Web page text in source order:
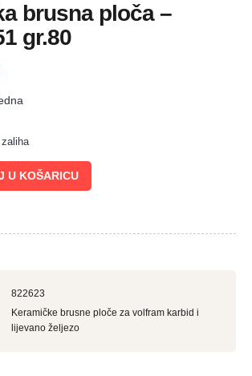
brusna ploča –
gr.80
U KOŠARICU
822623
Keramičke brusne ploče za volfram karbid i
lijevano željezo